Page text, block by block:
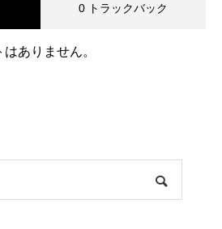
0 トラックバック
ありません。